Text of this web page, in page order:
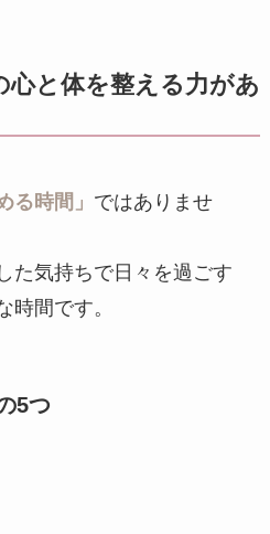
心と体を整える力があ
る時間」 ではありませ
た気持ちで日々を過ごす
時間です。
5つ